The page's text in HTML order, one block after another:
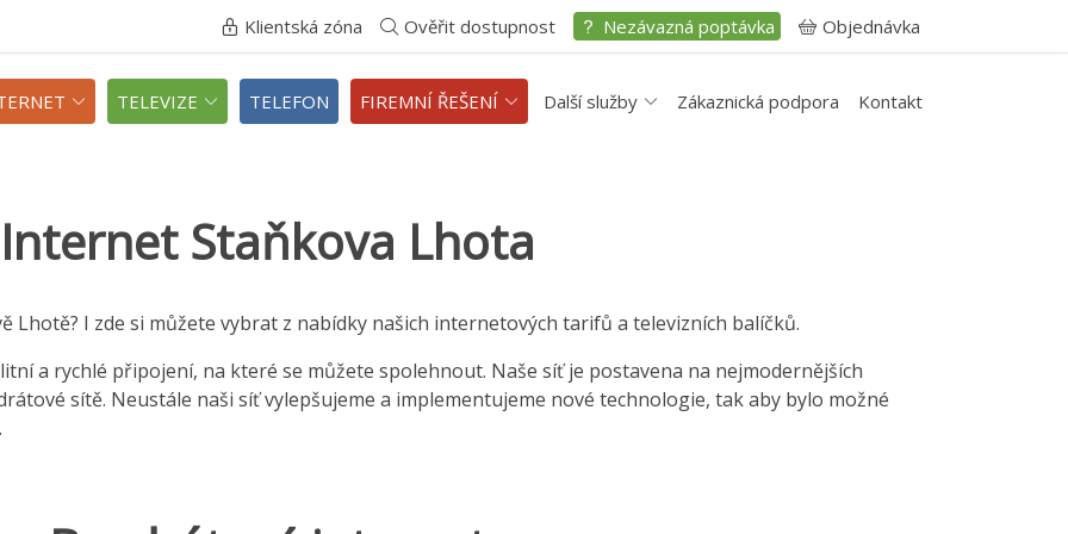
Klientská zóna Ověřit dostupnost Nezávazná poptávka Objednávka
TELEVIZE TELEFON FIREMNÍ ŘEŠENÍ Další služby Zákaznická podpora Kontakt
Internet Staňkova Lhota
Lhotě? I zde si můžete vybrat z nabídky našich internetových tarifů a televizních balíčků.
a rychlé připojení, na které se můžete spolehnout. Naše síť je postavena na nejmodernějších
sítě. Neustále naši síť vylepšujeme a implementujeme nové technologie, tak aby bylo možné